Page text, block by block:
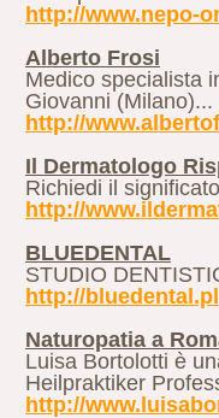
http://www.nepo-
Alberto Frosi
Medico specialista
Giovanni (Milano)...
http://
Il Dermatologo
Richiedi il
http://
BLUEDENTAL
STUDIO
http://bluedental.pl
Naturopatia a
Luisa Bortolotti è
Heilpraktiker
http://